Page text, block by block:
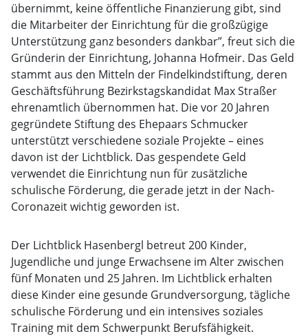
übernimmt, keine öffentliche Finanzierung gibt, sind
die Mitarbeiter der Einrichtung für die großzügige
Unterstützung ganz besonders dankbar”, freut sich die
Gründerin der Einrichtung, Johanna Hofmeir. Das Geld
stammt aus den Mitteln der Findelkindstiftung, deren
Geschäftsführung Bezirkstagskandidat Max Straßer
ehrenamtlich übernommen hat. Die vor 20 Jahren
gegründete Stiftung des Ehepaars Schmucker
unterstützt verschiedene soziale Projekte – eines
davon ist der Lichtblick. Das gespendete Geld
verwendet die Einrichtung nun für zusätzliche
schulische Förderung, die gerade jetzt in der Nach-
Coronazeit wichtig geworden ist.
Der Lichtblick Hasenbergl betreut 200 Kinder,
Jugendliche und junge Erwachsene im Alter zwischen
fünf Monaten und 25 Jahren. Im Lichtblick erhalten
diese Kinder eine gesunde Grundversorgung, tägliche
schulische Förderung und ein intensives soziales
Training mit dem Schwerpunkt Berufsfähigkeit.